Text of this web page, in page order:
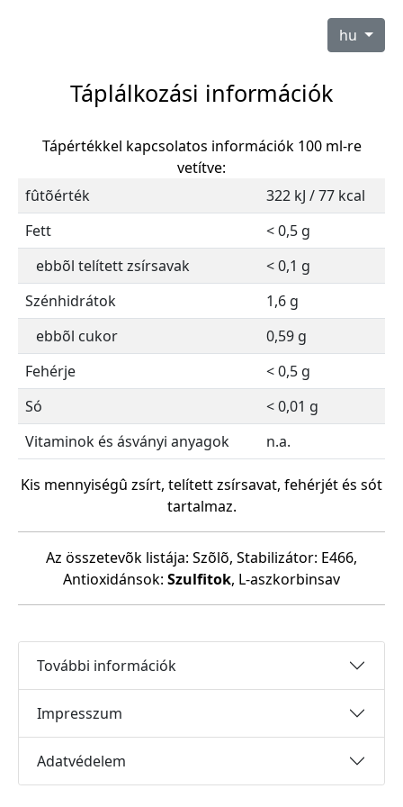
hu
Táplálkozási információk
Tápértékkel kapcsolatos információk 100 ml-re
vetítve:
fûtõérték
322 kJ / 77 kcal
Fett
< 0,5 g
ebbõl telített zsírsavak
< 0,1 g
Szénhidrátok
1,6 g
ebbõl cukor
0,59 g
Fehérje
< 0,5 g
Só
< 0,01 g
Vitaminok és ásványi anyagok
n.a.
Kis mennyiségû zsírt, telített zsírsavat, fehérjét és sót
tartalmaz.
Az összetevõk listája: Szõlõ, Stabilizátor: E466,
Antioxidánsok: Szulfitok, L-aszkorbinsav
További információk
Impresszum
Adatvédelem